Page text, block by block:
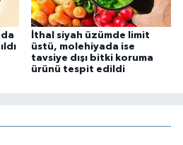
İthal siyah üzümde limit
üstü, molehiyada ise
tavsiye dışı bitki koruma
ürünü tespit edildi